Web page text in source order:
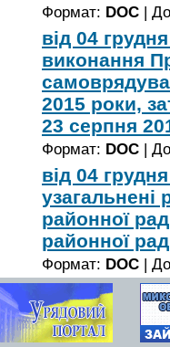
Формат: DOC |
від 04
виконання
2015 роки,
23 серпня
Формат: DOC |
від 04
узагальнені
районної
районної
Формат: DOC |